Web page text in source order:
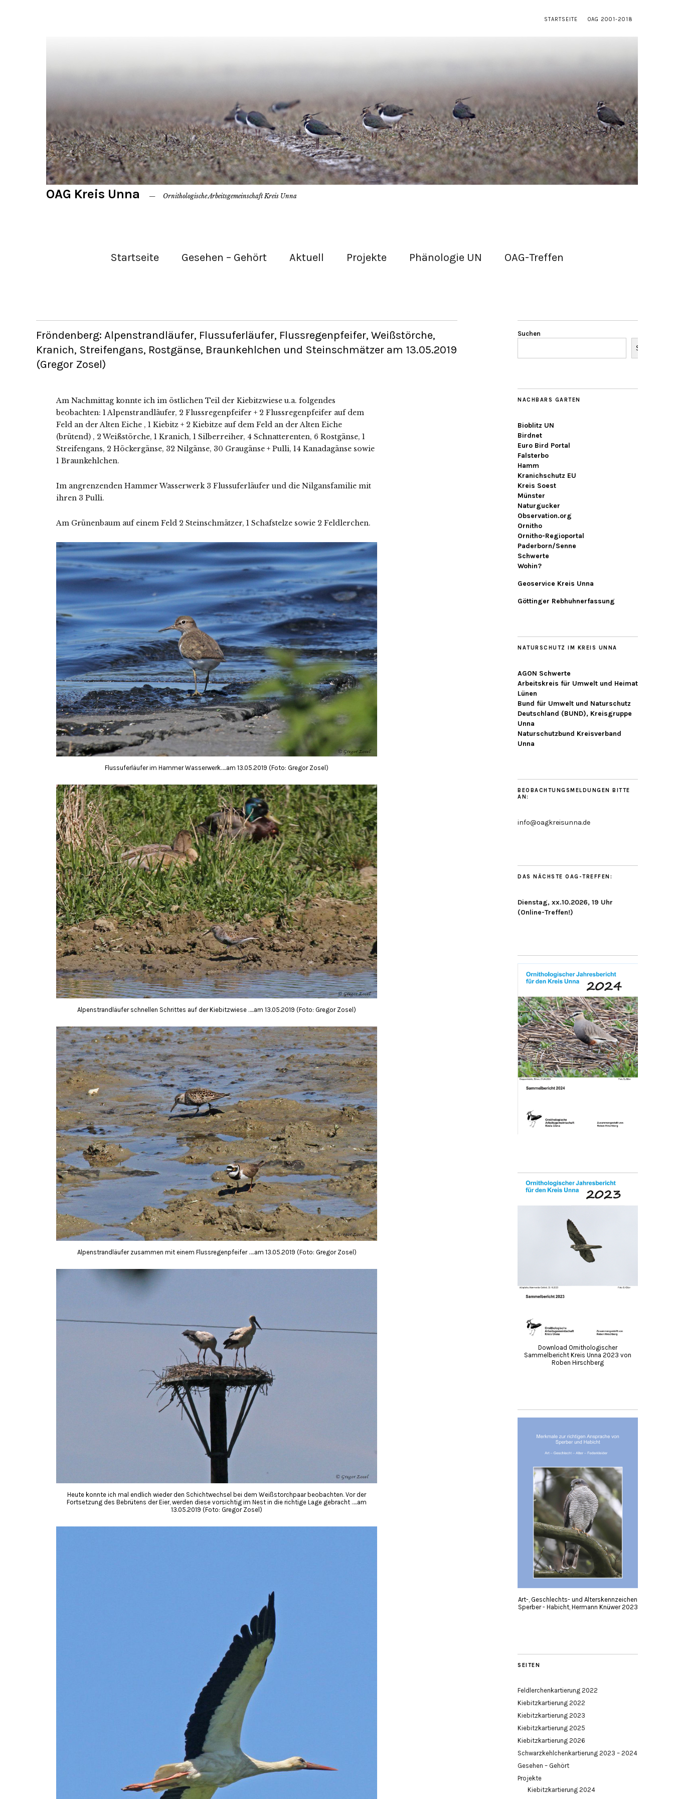
STARTSEITE OAG 2001-2018
OAG Kreis Unna Ornithologische Arbeitsgemeinschaft Kreis Unna
Startseite Gesehen – Gehört Aktuell Projekte Phänologie UN OAG-Treffen
Fröndenberg: Alpenstrandläufer, Flussuferläufer, Flussregenpfeifer, Weißstörche,
Kranich, Streifengans, Rostgänse, Braunkehlchen und Steinschmätzer am 13.05.2019
(Gregor Zosel)
Am Nachmittag konnte ich im östlichen Teil der Kiebitzwiese u.a. folgendes
beobachten: 1 Alpenstrandläufer, 2 Flussregenpfeifer + 2 Flussregenpfeifer auf dem
Feld an der Alten Eiche , 1 Kiebitz + 2 Kiebitze auf dem Feld an der Alten Eiche
(brütend) , 2 Weißstörche, 1 Kranich, 1 Silberreiher, 4 Schnatterenten, 6 Rostgänse, 1
Streifengans, 2 Höckergänse, 32 Nilgänse, 30 Graugänse + Pulli, 14 Kanadagänse sowie
1 Braunkehlchen.
Im angrenzenden Hammer Wasserwerk 3 Flussuferläufer und die Nilgansfamilie mit
ihren 3 Pulli.
Am Grünenbaum auf einem Feld 2 Steinschmätzer, 1 Schafstelze sowie 2 Feldlerchen.
Flussuferläufer im Hammer Wasserwerk…..am 13.05.2019 (Foto: Gregor Zosel)
Alpenstrandläufer schnellen Schrittes auf der Kiebitzwiese …..am 13.05.2019 (Foto: Gregor Zosel)
Alpenstrandläufer zusammen mit einem Flussregenpfeifer …..am 13.05.2019 (Foto: Gregor Zosel)
Heute konnte ich mal endlich wieder den Schichtwechsel bei dem Weißstorchpaar beobachten. Vor der
Fortsetzung des Bebrütens der Eier, werden diese vorsichtig im Nest in die richtige Lage gebracht …..am
13.05.2019 (Foto: Gregor Zosel)
Suchen
Suchen
NACHBARS GARTEN
Bioblitz UN
Birdnet
Euro Bird Portal
Falsterbo
Hamm
Kranichschutz EU
Kreis Soest
Münster
Naturgucker
Observation.org
Ornitho
Ornitho-Regioportal
Paderborn/Senne
Schwerte
Wohin?
Geoservice Kreis Unna
Göttinger Rebhuhnerfassung
NATURSCHUTZ IM KREIS UNNA
AGON Schwerte
Arbeitskreis für Umwelt und Heimat
Lünen
Bund für Umwelt und Naturschutz
Deutschland (BUND), Kreisgruppe
Unna
Naturschutzbund Kreisverband
Unna
BEOBACHTUNGSMELDUNGEN BITTE
AN:
info@oagkreisunna.de
DAS NÄCHSTE OAG-TREFFEN:
Dienstag, xx.10.2026, 19 Uhr
(Online-Treffen!)
Download Ornithologischer
Sammelbericht Kreis Unna 2023 von
Roben Hirschberg
Art-, Geschlechts- und Alterskennzeichen
Sperber - Habicht, Hermann Knüwer 2023
SEITEN
Feldlerchenkartierung 2022
Kiebitzkartierung 2022
Kiebitzkartierung 2023
Kiebitzkartierung 2025
Kiebitzkartierung 2026
Schwarzkehlchenkartierung 2023 – 2024
Gesehen – Gehört
Projekte
Kiebitzkartierung 2024